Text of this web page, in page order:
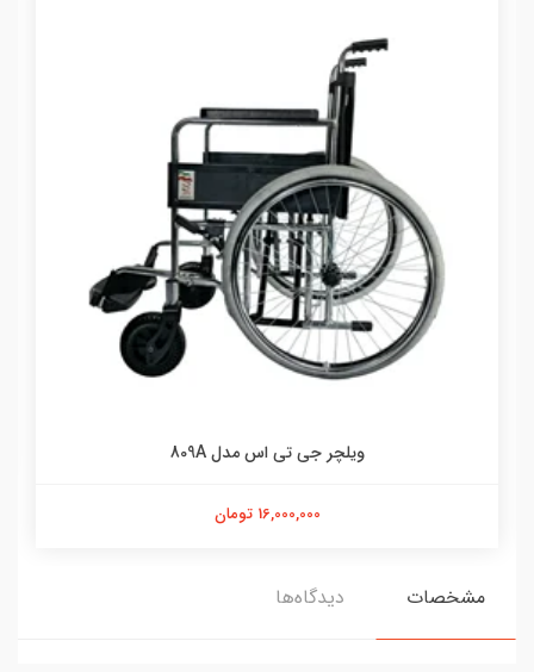
ویلچر تاشو جی تی اس مدل 809B
15,000,000 تومان
مشخصات دیدگاه‌ها